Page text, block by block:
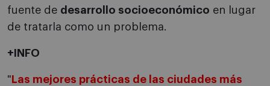
fuente de desarrollo socioeconómico en lugar
de tratarla como un problema.
+INFO
" Las mejores prácticas de las ciudades más